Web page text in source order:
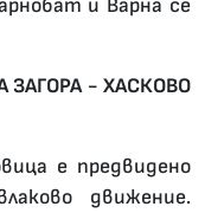
ЗАГОРА - ХАСКОВО
е предвидено
движение.